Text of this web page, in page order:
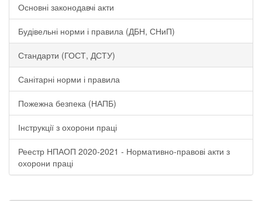
Основні законодавчі акти
Будівельні норми і правила (ДБН, СНиП)
Стандарти (ГОСТ, ДСТУ)
Санітарні норми і правила
Пожежна безпека (НАПБ)
Інструкції з охорони праці
Реестр НПАОП 2020-2021 - Нормативно-правові акти з
охорони праці